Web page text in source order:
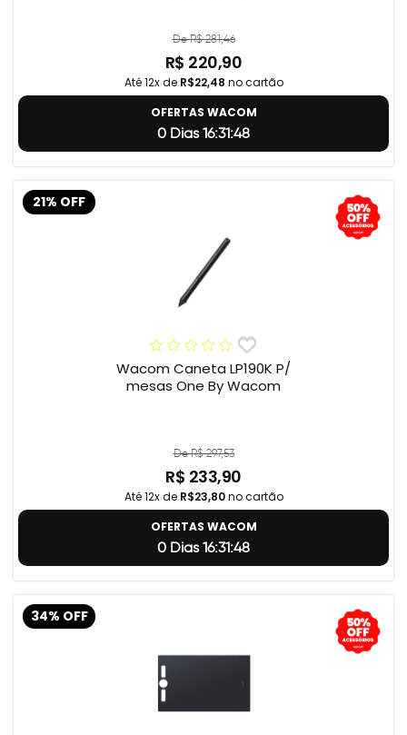
De R$ 281,46
R$ 220,90
Até 12x de R$22,48 no cartão
OFERTAS WACOM
0 Dias 16:31:47
21% OFF
Wacom Caneta LP190K P/
mesas One By Wacom
De R$ 297,53
R$ 233,90
Até 12x de R$23,80no cartão
OFERTAS WACOM
0 Dias 16:31:47
34% OFF